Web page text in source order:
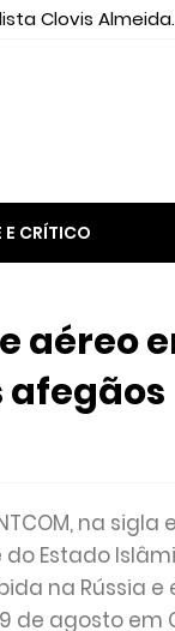
Clovis Almeida.
E CRÍTICO
aéreo
afegãos
na
Estado
na Rússia e
de agosto em